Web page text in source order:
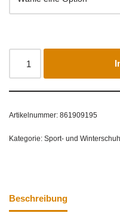
Artikelnummer: 861909195
Kategorie: Sport- und
Beschreibung